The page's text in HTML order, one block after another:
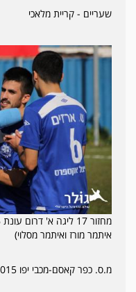
שעריים - קריית מלאכי
איתמר מורז ואיתמר מסלוי)
מ.ס. כפר קאסם-מכבי יפו 2.1.2015